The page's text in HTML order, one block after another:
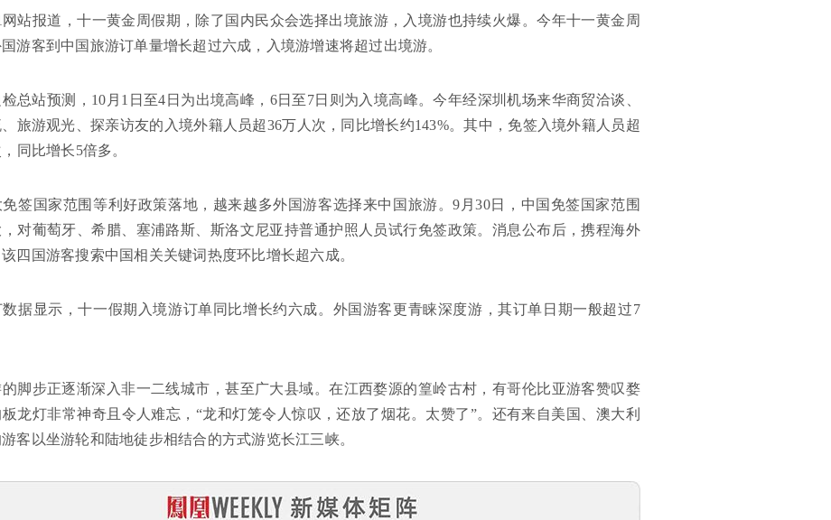
网站报道，十一黄金周假期，除了国内民众会选择出境旅游，入境游也持续火爆。今年十一黄金周
游客到中国旅游订单量增长超过六成，入境游增速将超过出境游。
总站预测，10月1日至4日为出境高峰，6日至7日则为入境高峰。今年经深圳机场来华商贸洽谈、
旅游观光、探亲访友的入境外籍人员超36万人次，同比增长约143%。其中，免签入境外籍人员超
同比增长5倍多。
免签国家范围等利好政策落地，越来越多外国游客选择来中国旅游。9月30日，中国免签国家范围
对葡萄牙、希腊、塞浦路斯、斯洛文尼亚持普通护照人员试行免签政策。消息公布后，携程海外
四国游客搜索中国相关关键词热度环比增长超六成。
据显示，十一假期入境游订单同比增长约六成。外国游客更青睐深度游，其订单日期一般超过7
的脚步正逐渐深入非一二线城市，甚至广大县域。在江西婺源的篁岭古村，有哥伦比亚游客赞叹婺
龙灯非常神奇且令人难忘，“龙和灯笼令人惊叹，还放了烟花。太赞了”。还有来自美国、澳大利
客以坐游轮和陆地徒步相结合的方式游览长江三峡。